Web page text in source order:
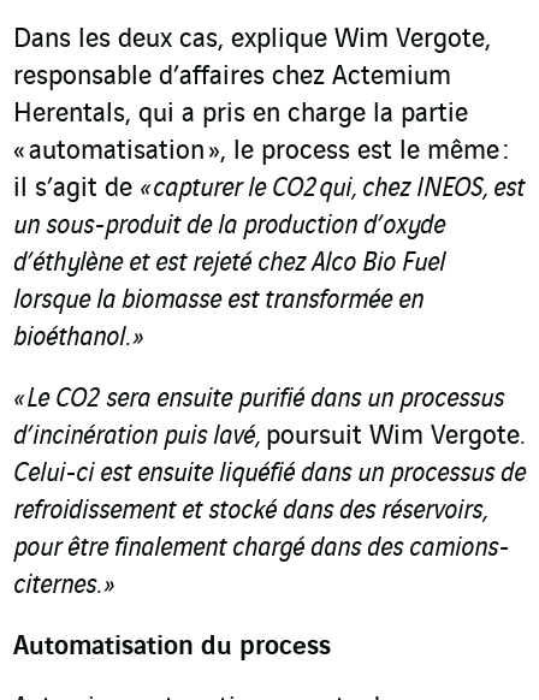
Dans les deux cas, explique Wim Vergote,
responsable d’affaires chez Actemium
Herentals, qui a pris en charge la partie
« automatisation », le process est le même :
il s’agit de « capturer le CO2qui, chez INEOS, est
un sous-produit de la production d’oxyde
d’éthylène et est rejeté chez Alco Bio Fuel
lorsque la biomasse est transformée en
bioéthanol. »
« Le CO2 sera ensuite purifié dans un processus
d’incinération puis lavé, poursuit Wim Vergote.
Celui-ci est ensuite liquéfié dans un processus de
refroidissement et stocké dans des réservoirs,
pour être finalement chargé dans des camions-
citernes. »
Automatisation du process